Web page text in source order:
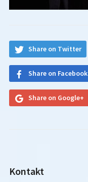
Share on Twitter
Share on Facebook
Share on Google+
Kontakt